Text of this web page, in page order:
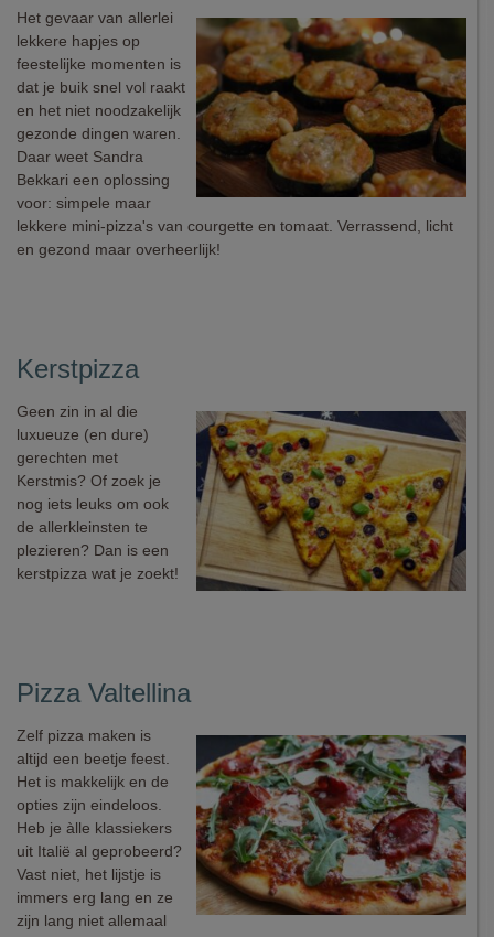
Het gevaar van allerlei
lekkere hapjes op
feestelijke momenten is
dat je buik snel vol raakt
en het niet noodzakelijk
gezonde dingen waren.
Daar weet Sandra
Bekkari een oplossing
voor: simpele maar
lekkere mini-pizza's van courgette en tomaat. Verrassend, licht
en gezond maar overheerlijk!
Kerstpizza
Geen zin in al die
luxueuze (en dure)
gerechten met
Kerstmis? Of zoek je
nog iets leuks om ook
de allerkleinsten te
plezieren? Dan is een
kerstpizza wat je zoekt!
Pizza Valtellina
Zelf pizza maken is
altijd een beetje feest.
Het is makkelijk en de
opties zijn eindeloos.
Heb je àlle klassiekers
uit Italië al geprobeerd?
Vast niet, het lijstje is
immers erg lang en ze
zijn lang niet allemaal